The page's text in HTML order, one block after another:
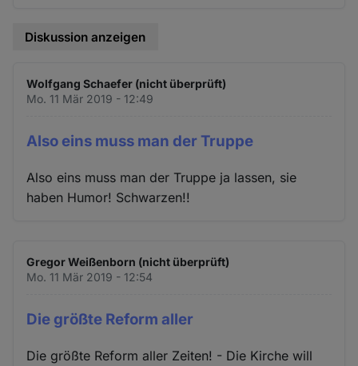
Diskussion anzeigen
Wolfgang Schaefer (nicht überprüft)
Mo. 11 Mär 2019 - 12:49
Also eins muss man der Truppe
Also eins muss man der Truppe ja lassen, sie
haben Humor! Schwarzen!!
Gregor Weißenborn (nicht überprüft)
Mo. 11 Mär 2019 - 12:54
Die größte Reform aller
Die größte Reform aller Zeiten! - Die Kirche will